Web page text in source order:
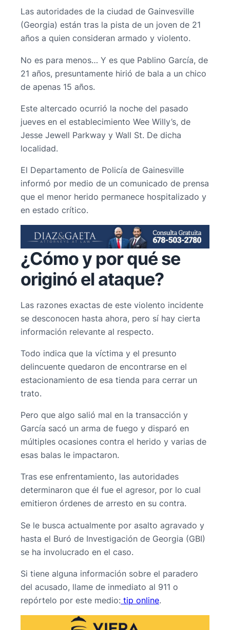
Las autoridades de la ciudad de Gainvesville
(Georgia) están tras la pista de un joven de 21
años a quien consideran armado y violento.
No es para menos… Y es que Pablino García, de
21 años, presuntamente hirió de bala a un chico
de apenas 15 años.
Este altercado ocurrió la noche del pasado
jueves en el establecimiento Wee Willy’s, de
Jesse Jewell Parkway y Wall St. De dicha
localidad.
El Departamento de Policía de Gainesville
informó por medio de un comunicado de prensa
que el menor herido permanece hospitalizado y
en estado crítico.
¿Cómo y por qué se
originó el ataque?
Las razones exactas de este violento incidente
se desconocen hasta ahora, pero sí hay cierta
información relevante al respecto.
Todo indica que la víctima y el presunto
delincuente quedaron de encontrarse en el
estacionamiento de esa tienda para cerrar un
trato.
Pero que algo salió mal en la transacción y
García sacó un arma de fuego y disparó en
múltiples ocasiones contra el herido y varias de
esas balas le impactaron.
Tras ese enfrentamiento, las autoridades
determinaron que él fue el agresor, por lo cual
emitieron órdenes de arresto en su contra.
Se le busca actualmente por asalto agravado y
hasta el Buró de Investigación de Georgia (GBI)
se ha involucrado en el caso.
Si tiene alguna información sobre el paradero
del acusado, llame de inmediato al 911 o
repórtelo por este medio: tip online.